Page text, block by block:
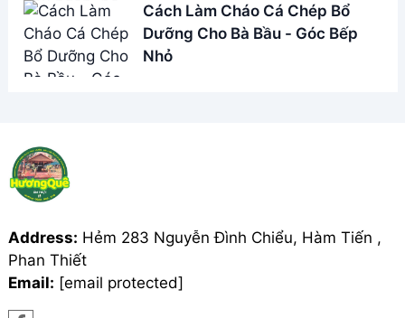
Cách Làm Cháo Cá Chép Bổ
Dưỡng Cho Bà Bầu - Góc Bếp
Nhỏ
Address: Hẻm 283 Nguyễn Đình Chiểu, Hàm Tiến ,
Phan Thiết
Email: [email protected]